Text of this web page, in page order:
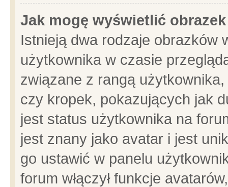
Jak mogę wyświetlić
Istnieją dwa rodzaje obrazków
użytkownika w czasie
związane z rangą
czy kropek, pokazujących jak
jest status użytkownika na
jest znany jako avatar i jest
go ustawić w panelu
forum włączył funkcje